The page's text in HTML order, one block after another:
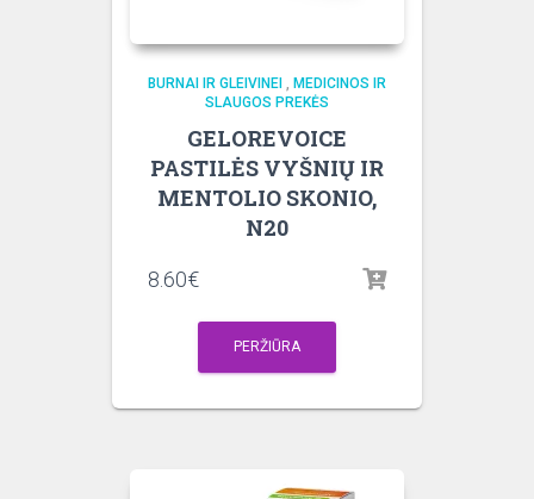
BURNAI IR GLEIVINEI , MEDICINOS IR
SLAUGOS PREKĖS
GELOREVOICE
PASTILĖS VYŠNIŲ IR
MENTOLIO SKONIO,
N20
8.60€
PERŽIŪRA